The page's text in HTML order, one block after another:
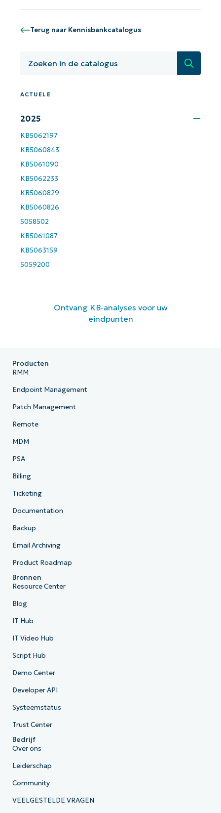
Terug naar Kennisbankcatalogus
Zoeken
ACTUELE
2025
KB5062197
KB5060843
KB5061090
KB5062233
KB5060829
KB5060826
5058502
KB5061087
KB5063159
5059200
Ontvang KB-analyses voor uw
eindpunten
Aan de slag met NinjaOne AI-
gestuurde KB-analyses!
First
Phone
name*
Producten
RMM
Endpoint Management
Patch Management
Remote
MDM
PSA
Billing
Ticketing
Documentation
Backup
Email Archiving
Product Roadmap
Bronnen
Resource Center
Blog
IT Hub
IT Video Hub
Script Hub
Demo Center
Developer API
Systeemstatus
Trust Center
Bedrijf
Over ons
Leiderschap
Community
VEELGESTELDE VRAGEN